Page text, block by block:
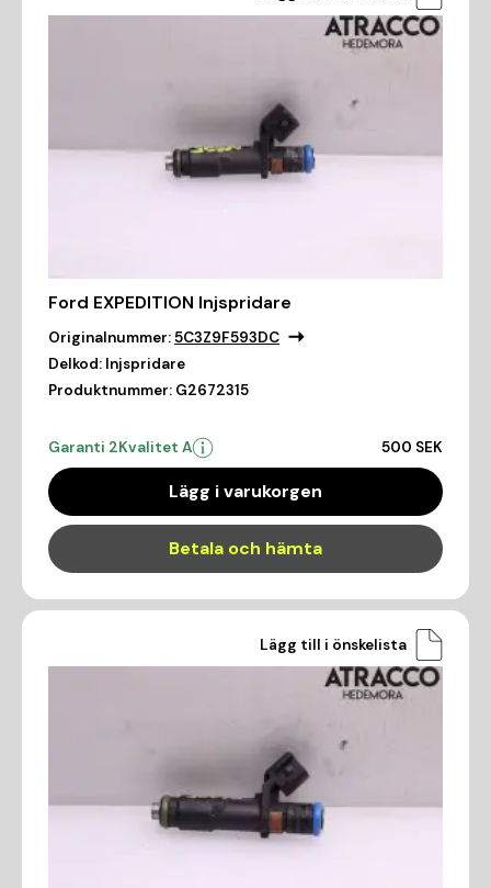
Ford EXPEDITION Injspridare
Originalnummer:5C3Z9F593DC
Delkod: Injspridare
Produktnummer: G2672315
Garanti 2Kvalitet A 500 SEK
Lägg i varukorgen
Betala och hämta
Lägg till i önskelista